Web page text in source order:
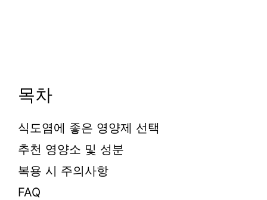
목차
식도염에 좋은 영양제 선택
추천 영양소 및 성분
복용 시 주의사항
FAQ